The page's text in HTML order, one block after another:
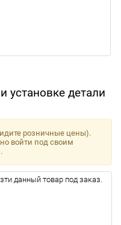
установке детали
розничные цены).
войти под своим
данный товар под заказ.